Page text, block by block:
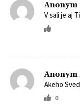
Anonym
V sali je aj
Anonym
Akeho
0